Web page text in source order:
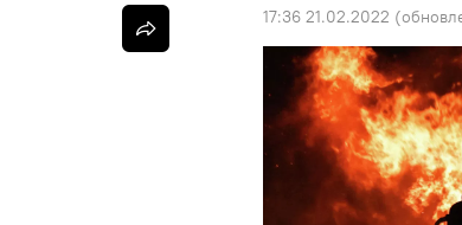
17:36 21.02.2022